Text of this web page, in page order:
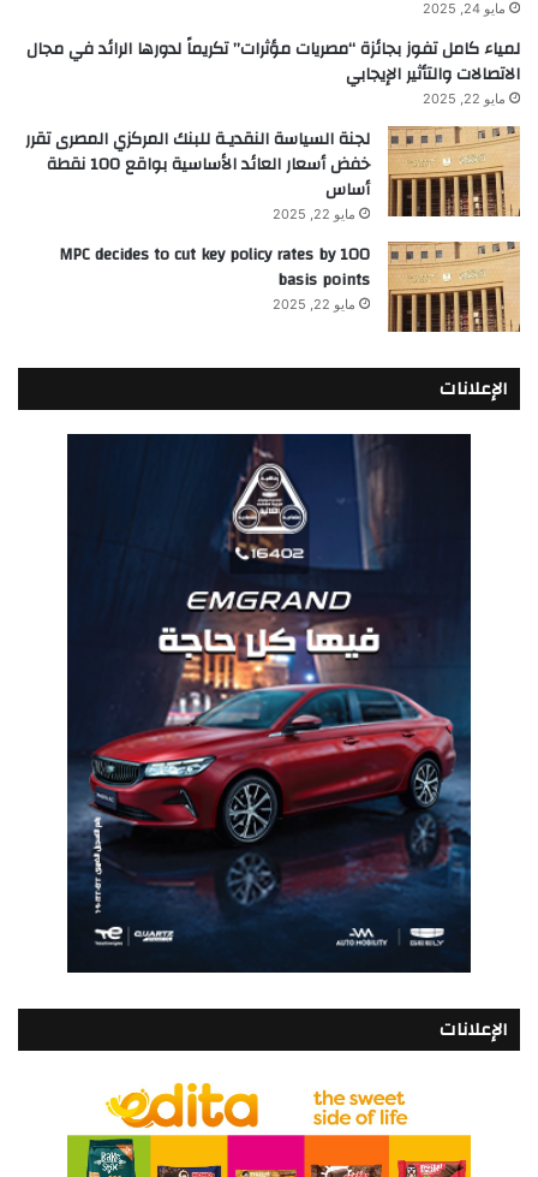
مايو 24, 2025
لمياء كامل تفوز بجائزة “مصريات مؤثرات” تكريماً لدورها الرائد في مجال
الاتصالات والتأثير الإيجابي
مايو 22, 2025
لجنة السياسة النقديـة للبنك المركزي المصرى تقرر
خفض أسعار العائد الأساسية بواقع 100 نقطة
أساس
مايو 22, 2025
MPC decides to cut key policy rates by 100
basis points
مايو 22, 2025
الإعلانات
الإعلانات